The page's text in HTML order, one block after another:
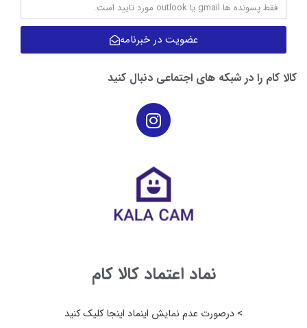
عضویت در خبرنامه
کالا کام را در شبکه های اجتماعی دنبال کنید
نماد اعتماد کالا کام
> درصورت عدم نمایش اینماد اینجا کلیک کنید